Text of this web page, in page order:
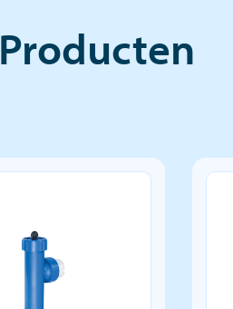
Producten